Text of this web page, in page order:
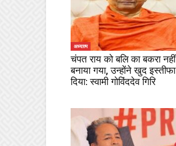
अध्यात्म
चंपत राय को बलि का बकरा नहीं
बनाया गया, उन्होंने खुद इस्तीफा
दिया: स्वामी गोविंददेव गिरि